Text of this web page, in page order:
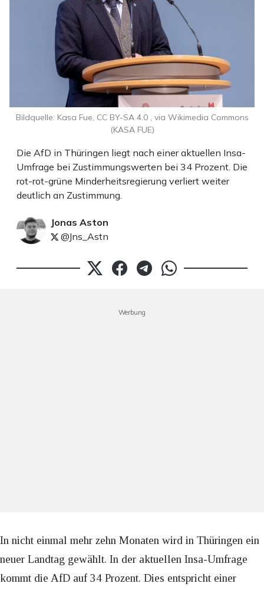
Die AfD in Thüringen liegt nach einer aktuellen Insa-
Umfrage bei Zustimmungswerten bei 34 Prozent. Die
rot-rot-grüne Minderheitsregierung verliert weiter
deutlich an Zustimmung.
Jonas Aston
@Jns_Astn
Bildquelle: Kasa Fue, CC BY-SA 4.0 , via Wikimedia Commons
(KASA FUE)
Werbung
In nicht einmal mehr zehn Monaten wird in Thüringen ein
neuer Landtag gewählt. In der aktuellen Insa-Umfrage
kommt die AfD auf 34 Prozent. Dies entspricht einer